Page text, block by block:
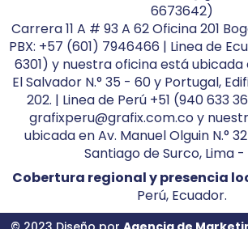
6673642)
Carrera 11 A # 93 A 62 Oficina 201
PBX: +57 (601) 7946466 | Linea de
6301) y nuestra oficina está ubicada
El Salvador N.° 35 - 60 y Portugal,
202. | Linea de Perú +51 (940 633
grafixperu@grafix.com.co y
ubicada en Av. Manuel Olguin N.°
Santiago de Surco, Lima -
Cobertura regional y presencia
Perú, Ecuador.